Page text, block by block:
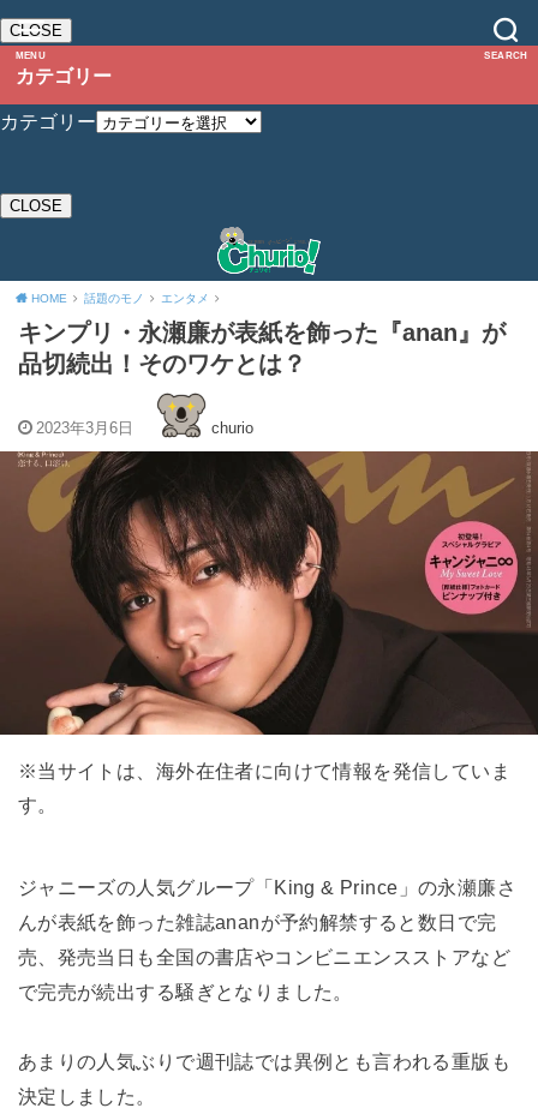
MENU
CLOSE
カテゴリー
カテゴリー
CLOSE
SEARCH
HOME 話題のモノ エンタメ
キンプリ・永瀬廉が表紙を飾った『anan』が
品切続出！そのワケとは？
2023年3月6日 churio
※当サイトは、海外在住者に向けて情報を発信していま
す。
ジャニーズの人気グループ「King & Prince」の永瀬廉さ
んが表紙を飾った雑誌ananが予約解禁すると数日で完
売、発売当日も全国の書店やコンビニエンスストアなど
で完売が続出する騒ぎとなりました。
あまりの人気ぶりで週刊誌では異例とも言われる重版も
決定しました。